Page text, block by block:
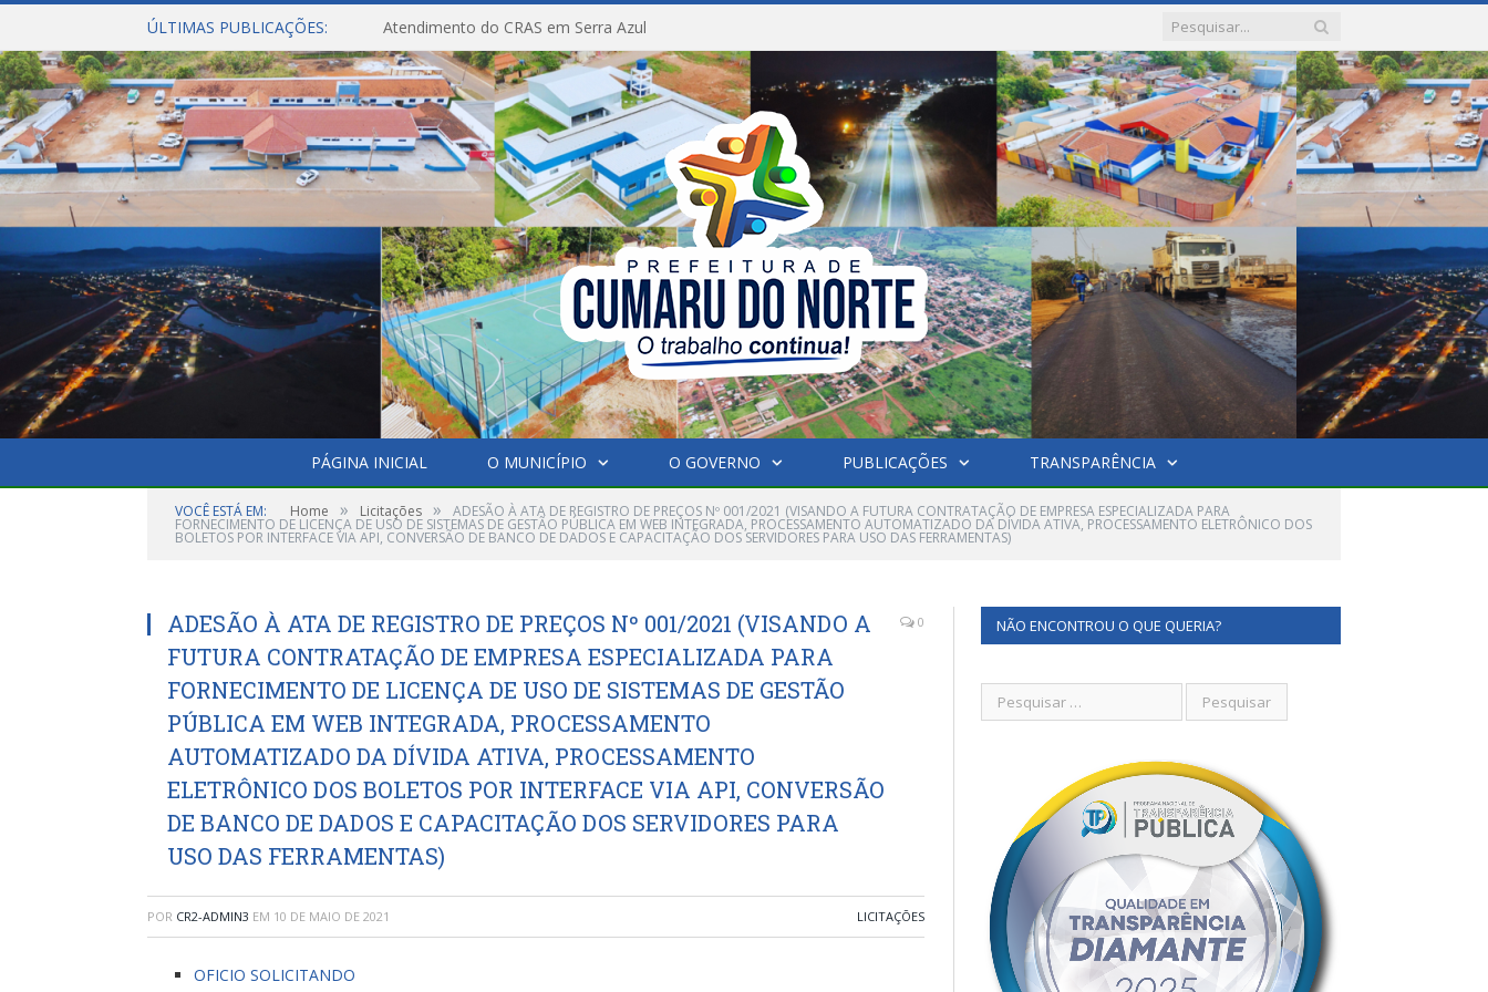
ÚLTIMAS PUBLICAÇÕES: Atendimento do CRAS em Serra Azul
PÁGINA INICIAL O MUNICÍPIO O GOVERNO PUBLICAÇÕES TRANSPARÊNCIA
VOCÊ ESTÁ EM: Home » Licitações » ADESÃO À ATA DE REGISTRO DE PREÇOS Nº 001/2021 (VISANDO A FUTURA CONTRATAÇÃO DE EMPRESA ESPECIALIZADA PARA
FORNECIMENTO DE LICENÇA DE USO DE SISTEMAS DE GESTÃO PÚBLICA EM WEB INTEGRADA, PROCESSAMENTO AUTOMATIZADO DA DÍVIDA ATIVA, PROCESSAMENTO ELETRÔNICO DOS
BOLETOS POR INTERFACE VIA API, CONVERSÃO DE BANCO DE DADOS E CAPACITAÇÃO DOS SERVIDORES PARA USO DAS FERRAMENTAS)
ADESÃO À ATA DE REGISTRO DE PREÇOS Nº 001/2021 (VISANDO A
FUTURA CONTRATAÇÃO DE EMPRESA ESPECIALIZADA PARA
FORNECIMENTO DE LICENÇA DE USO DE SISTEMAS DE GESTÃO
PÚBLICA EM WEB INTEGRADA, PROCESSAMENTO
AUTOMATIZADO DA DÍVIDA ATIVA, PROCESSAMENTO
ELETRÔNICO DOS BOLETOS POR INTERFACE VIA API, CONVERSÃO
DE BANCO DE DADOS E CAPACITAÇÃO DOS SERVIDORES PARA
USO DAS FERRAMENTAS)
0
POR CR2-ADMIN3 EM 10 DE MAIO DE 2021 LICITAÇÕES
OFICIO SOLICITANDO
NÃO ENCONTROU O QUE QUERIA?